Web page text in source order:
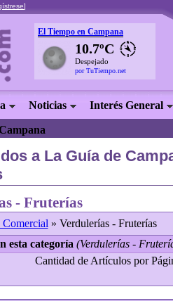
]
El Tiempo en Campana
10.7ºC
Despejado
por TuTiempo.net
Noticias Interés General
a La Guía de
- Fruterías
Comercial » Verdulerías - Fruterías
esta categoría (Verdulerías -
Cantidad de Artículos por